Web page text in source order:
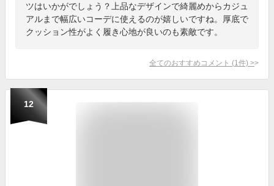
ツはいかがでしょう？上品なデザインで綺麗めからカジュ
アルまで幅広いコーデに使えるのが嬉しいですね。厚底で
クッション性がよく履き心地が良いのも素敵です。
全てのおすすめコメント (1 件) >
12